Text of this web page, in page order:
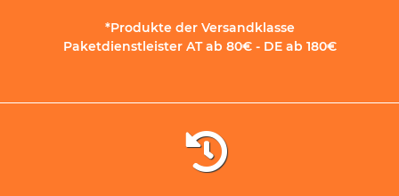
*Produkte der Versandklasse
Paketdienstleister AT ab 80€ - DE ab 180€